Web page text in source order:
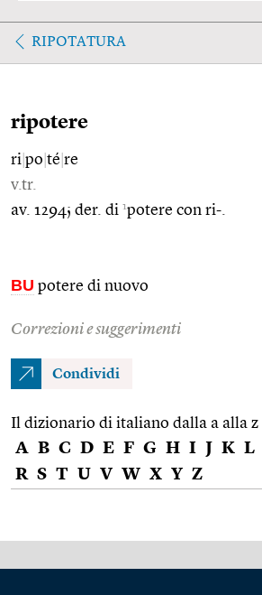
RIPOTATURA
ripotere
ri po té re
v.tr.
av. 1294; der. di 1potere con ri-.
BU potere di nuovo
Correzioni e suggerimenti
Condividi
Il dizionario di italiano dalla a alla z
A B C D E F G H I J K L
R S T U V W X Y Z